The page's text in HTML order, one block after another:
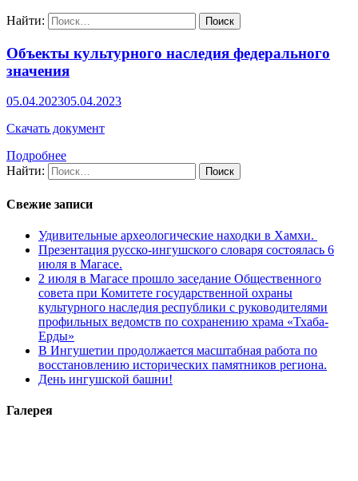
Найти:
Объекты культурного наследия федерального
значения
05.04.202305.04.2023
Скачать документ
Подробнее
Найти:
Свежие записи
Удивительные археологические находки в Хамхи.
Презентация русско-ингушского словаря состоялась 6
июля в Магасе.
2 июля в Магасе прошло заседание Общественного
совета при Комитете государственной охраны
культурного наследия республики с руководителями
профильных ведомств по сохранению храма «Тхаба-
Ерды»
В Ингушетии продолжается масштабная работа по
восстановлению исторических памятников региона.
День ингушской башни!
Галерея